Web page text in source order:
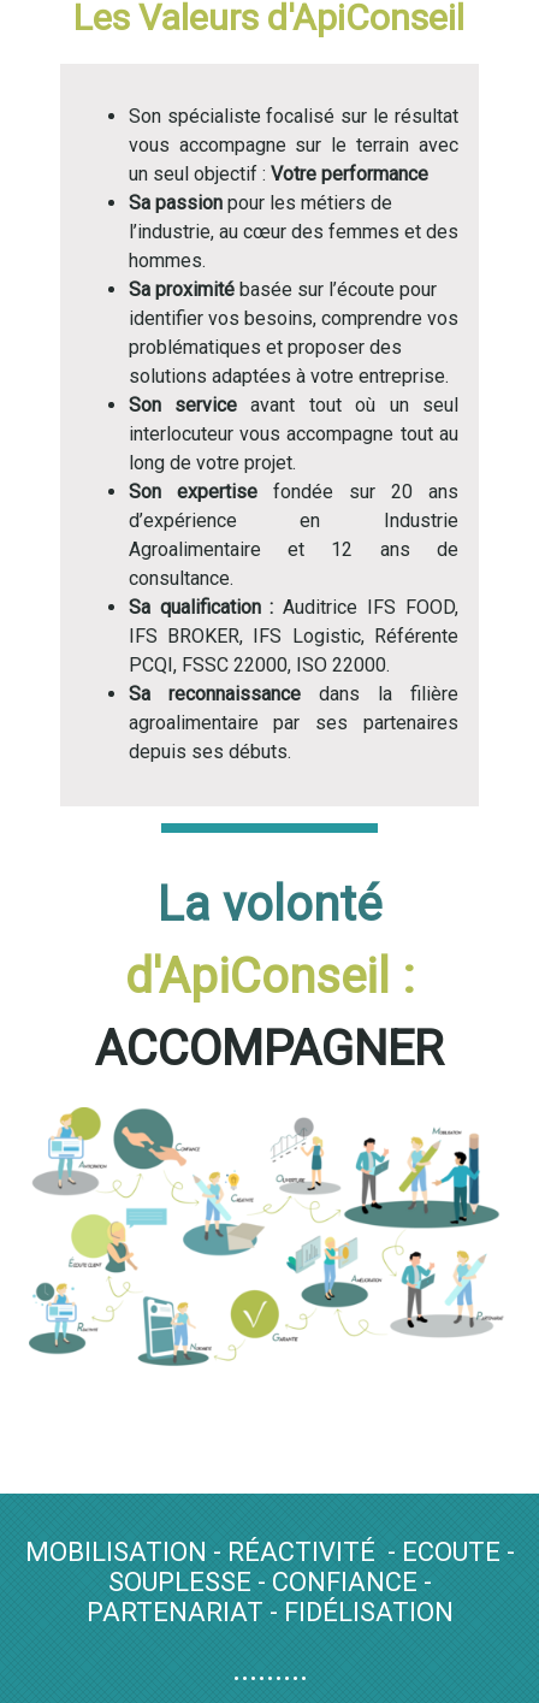
Les Valeurs d'ApiConseil
Son spécialiste focalisé sur le résultat
vous accompagne sur le terrain avec
un seul objectif : Votre performance
Sa passionpour les métiers de
l’industrie, au cœur des femmes et des
hommes.
Sa proximitébasée sur l’écoute pour
identifier vos besoins, comprendre vos
problématiques et proposer des
solutions adaptées à votre entreprise.
Son service avant tout où un seul
interlocuteur vous accompagne tout au
long de votre projet.
Son expertisefondée sur 20 ans
d’expérience en Industrie
Agroalimentaire et 12 ans de
consultance.
Sa qualification :Auditrice IFS FOOD,
IFS BROKER, IFS Logistic, Référente
PCQI, FSSC 22000, ISO 22000.
Sa reconnaissancedans la filière
agroalimentaire par ses partenaires
depuis ses débuts.
La volonté
d'ApiConseil :
ACCOMPAGNER
MOBILISATION - RÉACTIVITÉ - ECOUTE -
SOUPLESSE - CONFIANCE -
PARTENARIAT - FIDÉLISATION
.........